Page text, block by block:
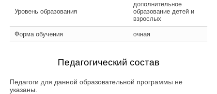
Уровень образования
дополнительное
образование детей и
взрослых
Форма обучения очная
Педагогический состав
Педагоги для данной образовательной программы не
указаны.